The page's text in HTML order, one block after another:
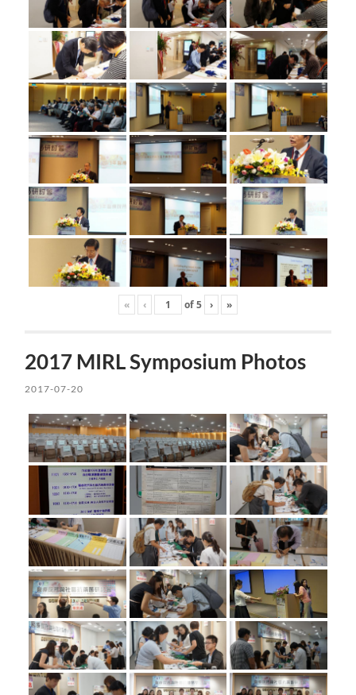
« ‹ of5 › »
2017 MIRL Symposium Photos
2017-07-20